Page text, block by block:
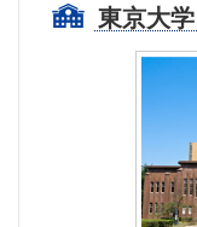
東京大学